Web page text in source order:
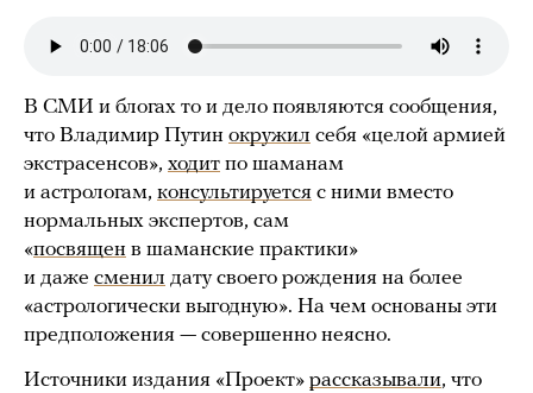
В СМИ и блогах то и дело появляются сообщения,
что Владимир Путин окружил себя «целой армией
экстрасенсов», ходит по шаманам
и астрологам, консультируется с ними вместо
нормальных экспертов, сам
«посвящен в шаманские практики»
и даже сменил дату своего рождения на более
«астрологически выгодную». На чем основаны эти
предположения — совершенно неясно.
Источники издания «Проект» рассказывали, что